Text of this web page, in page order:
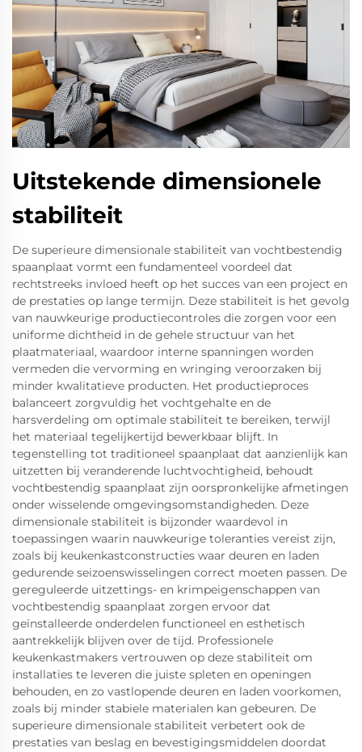
Uitstekende dimensionele
stabiliteit
De superieure dimensionale stabiliteit van vochtbestendig
spaanplaat vormt een fundamenteel voordeel dat
rechtstreeks invloed heeft op het succes van een project en
de prestaties op lange termijn. Deze stabiliteit is het gevolg
van nauwkeurige productiecontroles die zorgen voor een
uniforme dichtheid in de gehele structuur van het
plaatmateriaal, waardoor interne spanningen worden
vermeden die vervorming en wringing veroorzaken bij
minder kwalitatieve producten. Het productieproces
balanceert zorgvuldig het vochtgehalte en de
harsverdeling om optimale stabiliteit te bereiken, terwijl
het materiaal tegelijkertijd bewerkbaar blijft. In
tegenstelling tot traditioneel spaanplaat dat aanzienlijk kan
uitzetten bij veranderende luchtvochtigheid, behoudt
vochtbestendig spaanplaat zijn oorspronkelijke afmetingen
onder wisselende omgevingsomstandigheden. Deze
dimensionale stabiliteit is bijzonder waardevol in
toepassingen waarin nauwkeurige toleranties vereist zijn,
zoals bij keukenkastconstructies waar deuren en laden
gedurende seizoenswisselingen correct moeten passen. De
gereguleerde uitzettings- en krimpeigenschappen van
vochtbestendig spaanplaat zorgen ervoor dat
geïnstalleerde onderdelen functioneel en esthetisch
aantrekkelijk blijven over de tijd. Professionele
keukenkastmakers vertrouwen op deze stabiliteit om
installaties te leveren die juiste spleten en openingen
behouden, en zo vastlopende deuren en laden voorkomen,
zoals bij minder stabiele materialen kan gebeuren. De
superieure dimensionale stabiliteit verbetert ook de
prestaties van beslag en bevestigingsmiddelen doordat